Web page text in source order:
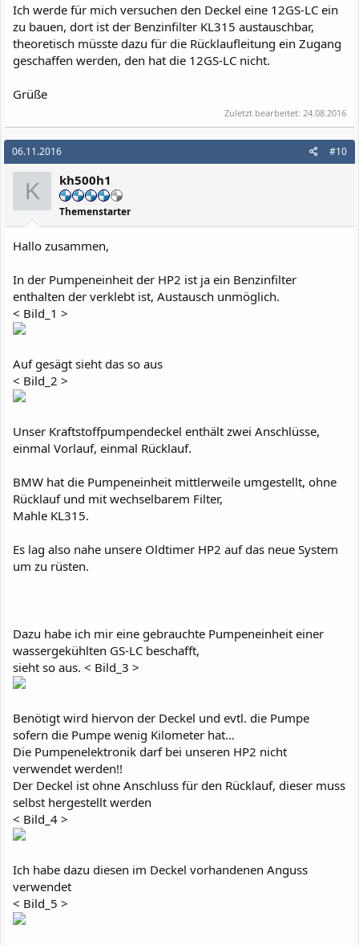
Ich werde für mich versuchen den Deckel eine 12GS-LC ein
zu bauen, dort ist der Benzinfilter KL315 austauschbar,
theoretisch müsste dazu für die Rücklaufleitung ein Zugang
geschaffen werden, den hat die 12GS-LC nicht.
Grüße
Zuletzt bearbeitet: 24.08.2016
06.11.2016 #10
K kh500h1
Themenstarter
Hallo zusammen,
In der Pumpeneinheit der HP2 ist ja ein Benzinfilter
enthalten der verklebt ist, Austausch unmöglich.
< Bild_1 >
Auf gesägt sieht das so aus
< Bild_2 >
Unser Kraftstoffpumpendeckel enthält zwei Anschlüsse,
einmal Vorlauf, einmal Rücklauf.
BMW hat die Pumpeneinheit mittlerweile umgestellt, ohne
Rücklauf und mit wechselbarem Filter,
Mahle KL315.
Es lag also nahe unsere Oldtimer HP2 auf das neue System
um zu rüsten.
Dazu habe ich mir eine gebrauchte Pumpeneinheit einer
wassergekühlten GS-LC beschafft,
sieht so aus. < Bild_3 >
Benötigt wird hiervon der Deckel und evtl. die Pumpe
sofern die Pumpe wenig Kilometer hat…
Die Pumpenelektronik darf bei unseren HP2 nicht
verwendet werden!!
Der Deckel ist ohne Anschluss für den Rücklauf, dieser muss
selbst hergestellt werden
< Bild_4 >
Ich habe dazu diesen im Deckel vorhandenen Anguss
verwendet
< Bild_5 >